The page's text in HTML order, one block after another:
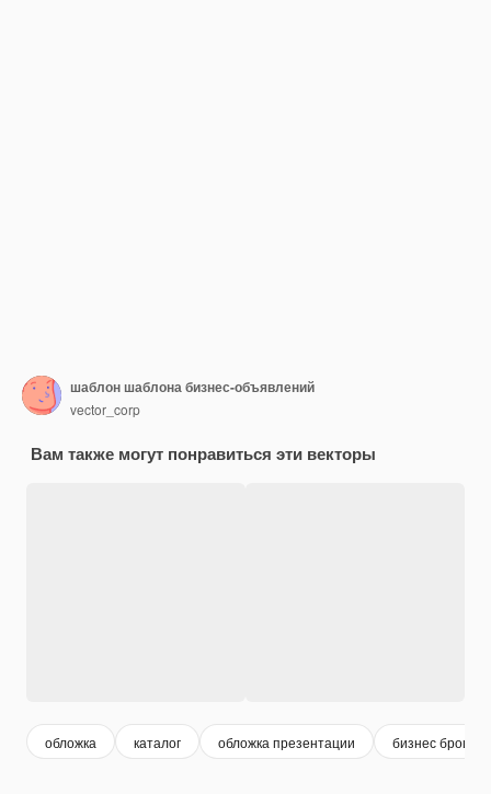
шаблон шаблона бизнес-объявлений
vector_corp
Вам также могут понравиться эти векторы
обложка каталог обложка презентации бизнес